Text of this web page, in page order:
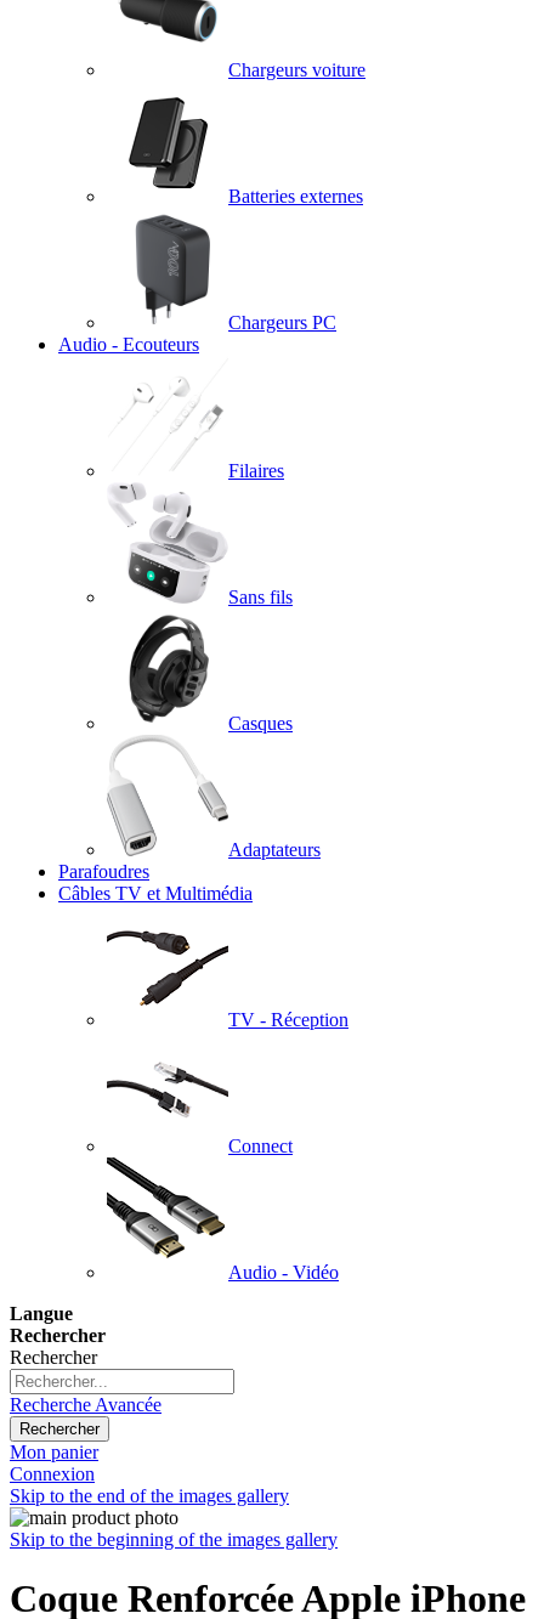
Chargeurs voiture
Batteries externes
Chargeurs PC
Audio - Ecouteurs
Filaires
Sans fils
Casques
Adaptateurs
Parafoudres
Câbles TV et Multimédia
TV - Réception
Connect
Audio - Vidéo
Langue
Rechercher
Rechercher
Recherche Avancée
Rechercher
Mon panier
Connexion
Skip to the end of the images gallery
Skip to the beginning of the images gallery
Coque Renforcée Apple iPhone